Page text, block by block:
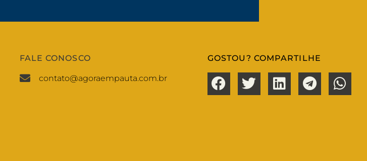
FALE CONOSCO
contato@agoraempauta.com.br
GOSTOU? COMPARTILHE